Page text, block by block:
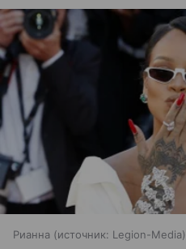
Рианна источник: Legion-Media